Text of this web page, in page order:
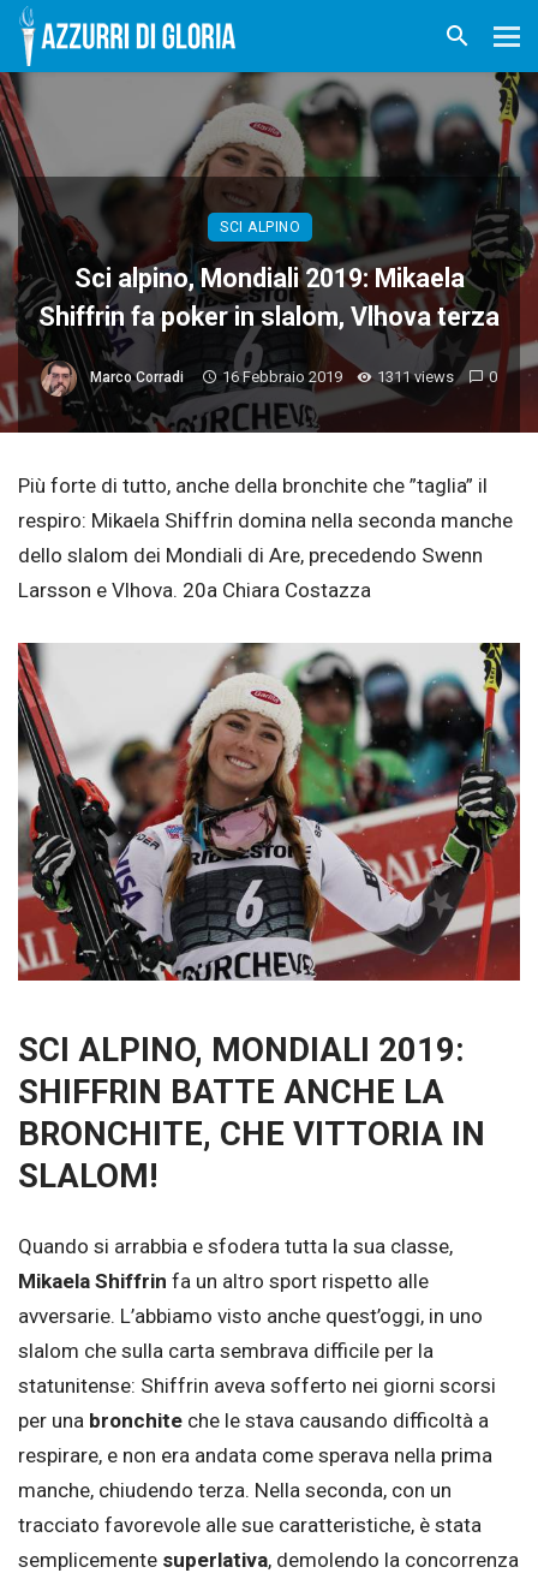
SCI ALPINO
Sci alpino, Mondiali 2019: Mikaela
Shiffrin fa poker in slalom, Vlhova terza
Marco Corradi 16 Febbraio 2019 1311 views 0
Più forte di tutto, anche della bronchite che ”taglia” il
respiro: Mikaela Shiffrin domina nella seconda manche
dello slalom dei Mondiali di Are, precedendo Swenn
Larsson e Vlhova. 20a Chiara Costazza
SCI ALPINO, MONDIALI 2019:
SHIFFRIN BATTE ANCHE LA
BRONCHITE, CHE VITTORIA IN
SLALOM!
Quando si arrabbia e sfodera tutta la sua classe,
Mikaela Shiffrin fa un altro sport rispetto alle
avversarie. L’abbiamo visto anche quest’oggi, in uno
slalom che sulla carta sembrava difficile per la
statunitense: Shiffrin aveva sofferto nei giorni scorsi
per una bronchite che le stava causando difficoltà a
respirare, e non era andata come sperava nella prima
manche, chiudendo terza. Nella seconda, con un
tracciato favorevole alle sue caratteristiche, è stata
semplicemente superlativa, demolendo la concorrenza